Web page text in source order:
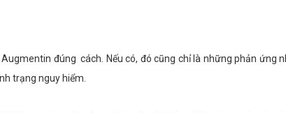
đúng cách. Nếu có, đó cũng chỉ là những phản ứng
trạng nguy hiểm.